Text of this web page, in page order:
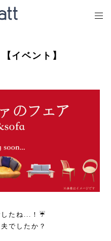
イベント】
たね...！☔️
でしたか？